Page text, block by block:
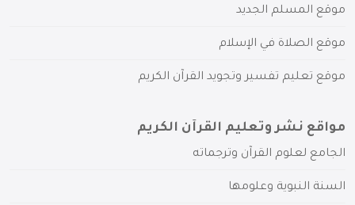
موقع المسلم الجديد
موقع الصلاة في الإسلام
موقع تعليم تفسير وتجويد القرآن الكريم
مواقع نشر وتعليم القرآن الكريم
الجامع لعلوم القرآن وترجماته
السنة النبوية وعلومها